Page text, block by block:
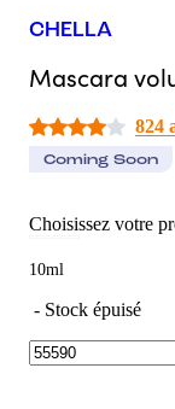
CHELLA
Mascara
824
Coming Soon
Choisissez votre
10ml
- Stock épuisé